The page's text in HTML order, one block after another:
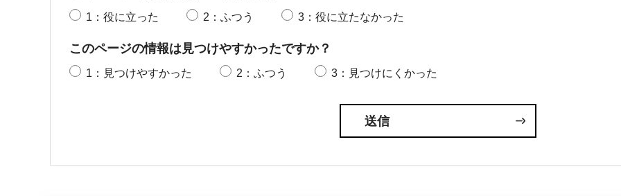
1：役に立った 2：ふつう 3：役に立たなかった
このページの情報は見つけやすかったですか？
1：見つけやすかった 2：ふつう 3：見つけにくかった